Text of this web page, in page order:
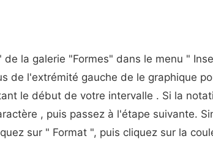
de la galerie "Formes" dans le menu "
de l'extrémité gauche de le graphique
le début de votre intervalle . Si la
, puis passez à l'étape suivante.
sur " Format ", puis cliquez sur la